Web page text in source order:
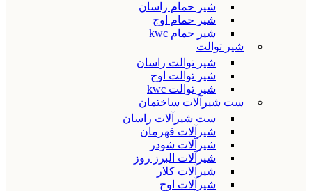
شیر حمام راسان
شیر حمام اوج
شیر حمام kwc
شیر توالت
شیر توالت راسان
شیر توالت اوج
شیر توالت kwc
ست شیرآلات ساختمان
ست شیرآلات راسان
شیرآلات قهرمان
شیرآلات شودر
شیرآلات البرز روز
شیرآلات کلار
شیرآلات اوج